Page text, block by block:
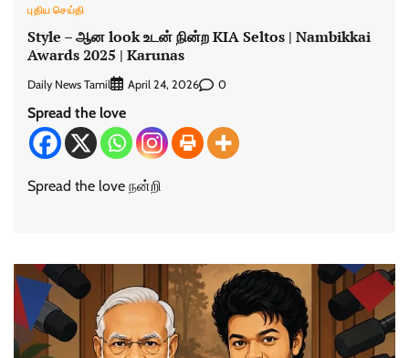
புதிய செய்தி
Style – ஆன look உடன் நின்ற KIA Seltos | Nambikkai
Awards 2025 | Karunas
Daily News Tamil April 24, 2026 0
Spread the love
Spread the love நன்றி